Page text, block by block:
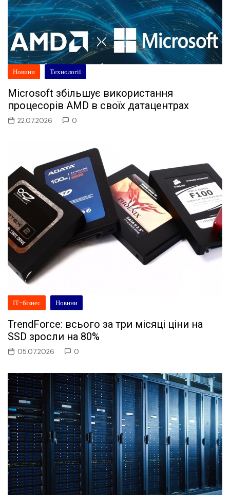
Новини Технології
Microsoft збільшує використання
процесорів AMD в своїх датацентрах
22.07.2026 0
ІТ-бізнес Новини
TrendForce: всього за три місяці ціни на
SSD зросли на 80%
05.07.2026 0